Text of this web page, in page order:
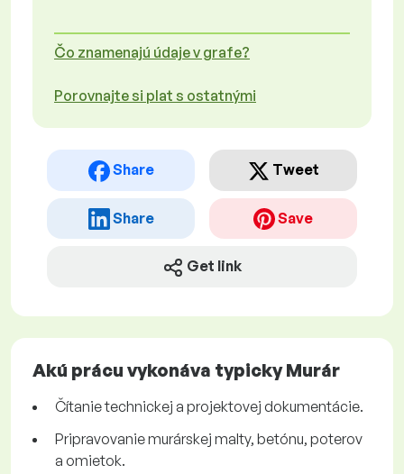
Čo znamenajú údaje v grafe?
Porovnajte si plat s ostatnými
Share Tweet
Share Save
Get link
Akú prácu vykonáva typicky Murár
Čítanie technickej a projektovej dokumentácie.
Pripravovanie murárskej malty, betónu, poterov
a omietok.